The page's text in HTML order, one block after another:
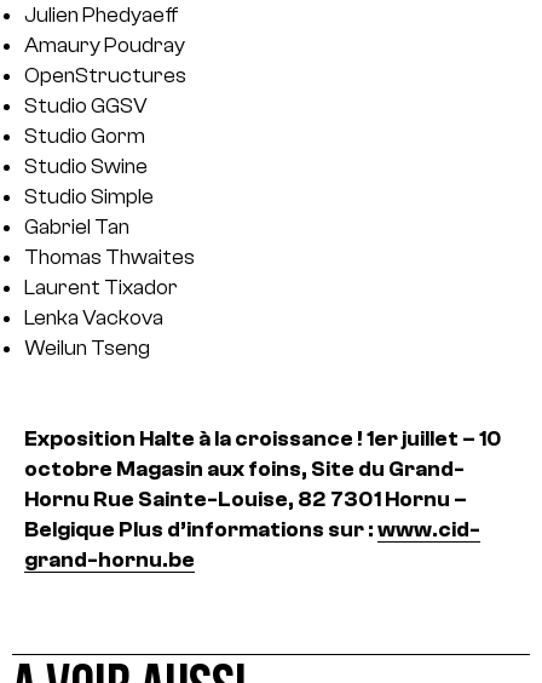
Julien Phedyaeff
Amaury Poudray
OpenStructures
Studio GGSV
Studio Gorm
Studio Swine
Studio Simple
Gabriel Tan
Thomas Thwaites
Laurent Tixador
Lenka Vackova
Weilun Tseng
Exposition Halte à la croissance ! 1er juillet – 10
octobre Magasin aux foins, Site du Grand-
Hornu Rue Sainte-Louise, 82 7301 Hornu –
Belgique Plus d’informations sur : www.cid-
grand-hornu.be